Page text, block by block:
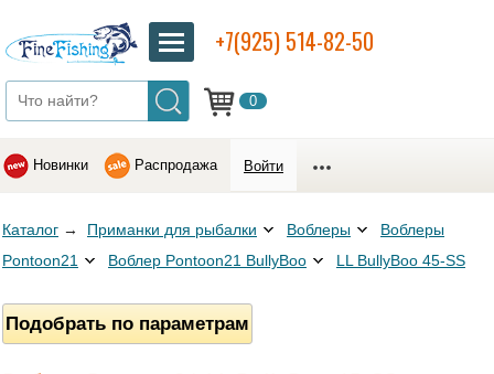
0
+7(925) 514-82-50
Новинки Распродажа Войти
Каталог → Приманки для рыбалки Воблеры
Воблеры
Pontoon21
Воблер Pontoon21 BullyBoo LL BullyBoo 45-SS
Подобрать по параметрам